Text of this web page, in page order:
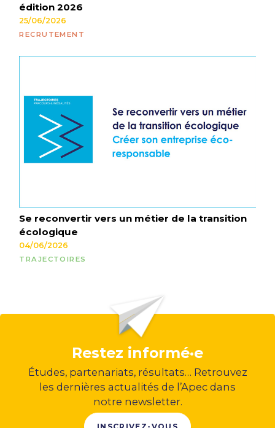
édition 2026
25/06/2026
RECRUTEMENT
Se reconvertir vers un métier de la transition
écologique
04/06/2026
TRAJECTOIRES
Restez informé·e
Études, partenariats, résultats… Retrouvez
les dernières actualités de l’Apec dans
notre newsletter.